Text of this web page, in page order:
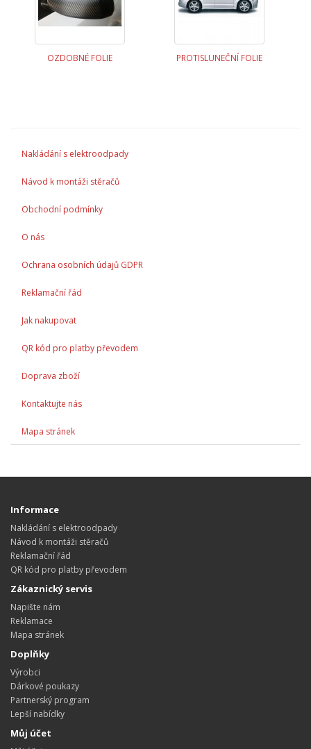
OZDOBNÉ FOLIE PROTISLUNEČNÍ FOLIE
Nakládání s elektroodpady
Návod k montáži stěračů
Obchodní podmínky
O nás
Ochrana osobních údajů GDPR
Reklamační řád
Jak nakupovat
QR kód pro platby převodem
Doprava zboží
Kontaktujte nás
Mapa stránek
Informace
Nakládání s elektroodpady
Návod k montáži stěračů
Reklamační řád
QR kód pro platby převodem
Zákaznický servis
Napište nám
Reklamace
Mapa stránek
Doplňky
Výrobci
Dárkové poukazy
Partnerský program
Lepší nabídky
Můj účet